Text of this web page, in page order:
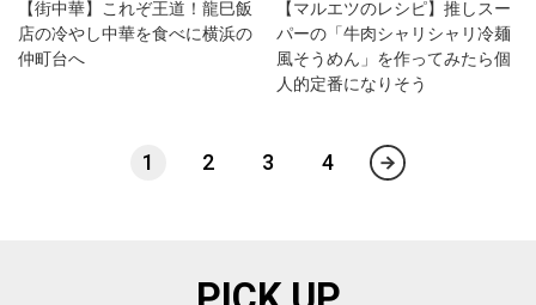
【街中華】これぞ王道！龍巳飯
店の冷やし中華を食べに横浜の
仲町台へ
【マルエツのレシピ】推しスー
パーの「牛肉シャリシャリ冷麺
風そうめん」を作ってみたら個
人的定番になりそう
1 2 3 4